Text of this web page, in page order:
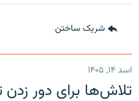
شریک ساختن
اسد ۱۴, ۱۴۰۵
تلاش‌ها برای دور زدن